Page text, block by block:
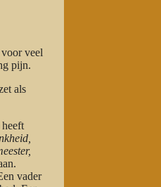
veel
pijn.
als
vader